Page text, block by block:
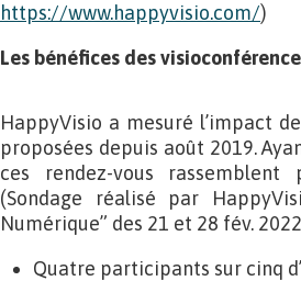
https://www.happyvisio.com/)
Les bénéfices des
HappyVisio a mesuré l’impact
proposées depuis août 2019.
ces rendez-vous
(Sondage réalisé par
Numérique” des 21 et 28 fév.
Quatre participants sur cinq